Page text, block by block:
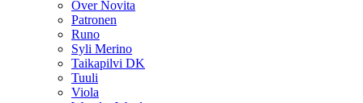
Over Novita
Patronen
Runo
Syli Merino
Taikapilvi DK
Tuuli
Viola